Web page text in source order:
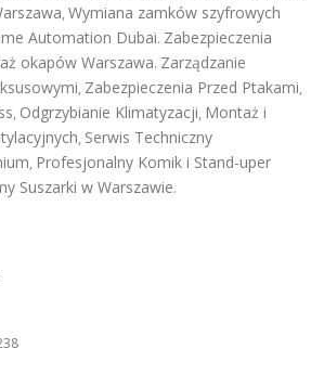
, Wymiana zamków szyfrowych
Automation Dubai. Zabezpieczenia
okapów Warszawa. Zarządzanie
, Zabezpieczenia Przed Ptakami,
, Odgrzybianie Klimatyzacji, Montaż i
, Serwis Techniczny
, Profesjonalny Komik i Stand-uper
Suszarki w Warszawie.